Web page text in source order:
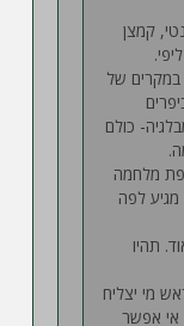
קמצן
של
כולם
מלחמה
לפה
תהיו
מי יצליח
אי אפשר